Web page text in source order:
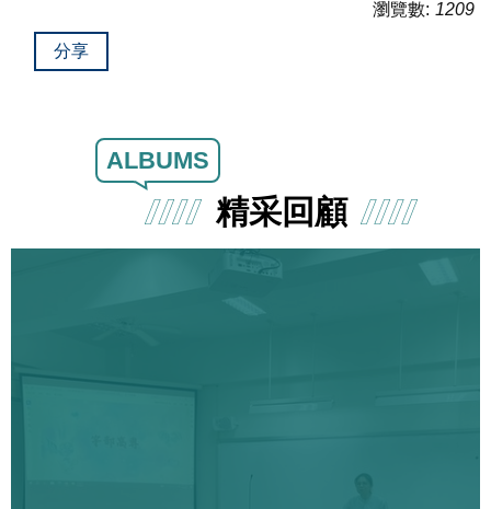
瀏覽數: 1209
分享
精采回顧
ALBUMS